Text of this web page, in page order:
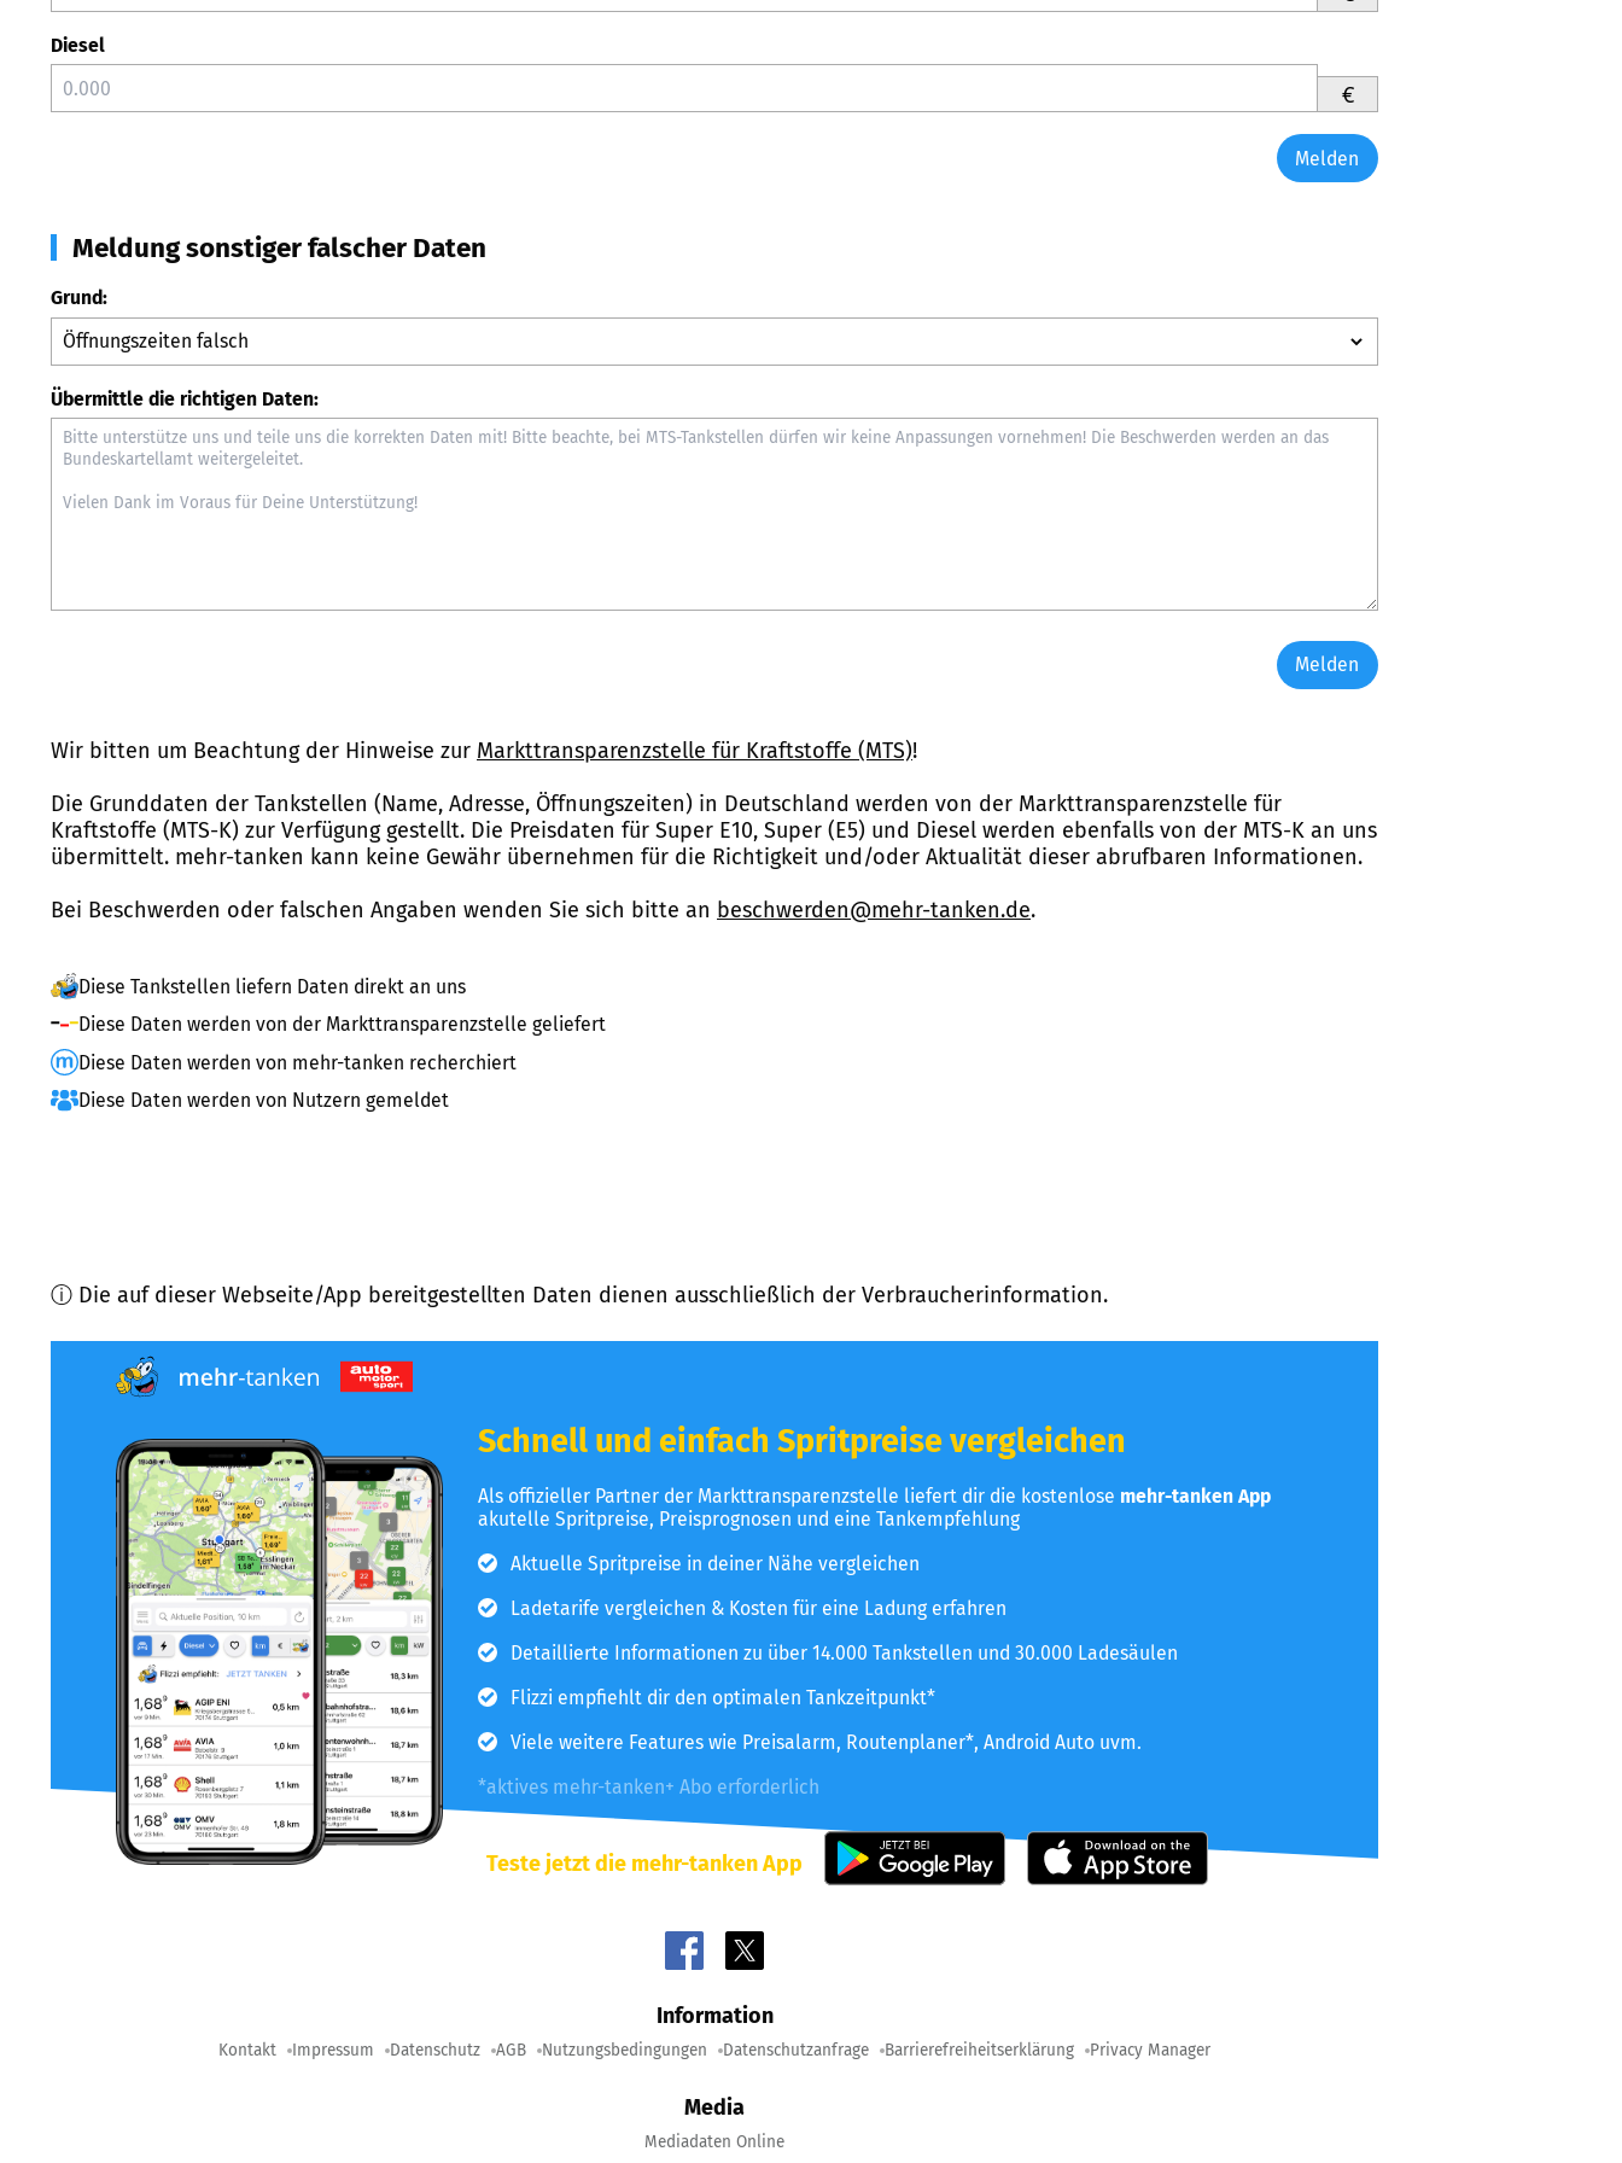
Diesel
€
Melden
Meldung sonstiger falscher Daten
Grund:
Übermittle die richtigen Daten:
Melden
Wir bitten um Beachtung der Hinweise zur Markttransparenzstelle für Kraftstoffe (MTS)!
Die Grunddaten der Tankstellen (Name, Adresse, Öffnungszeiten) in Deutschland werden von der Markttransparenzstelle für
Kraftstoffe (MTS-K) zur Verfügung gestellt. Die Preisdaten für Super E10, Super (E5) und Diesel werden ebenfalls von der MTS-K an uns
übermittelt. mehr-tanken kann keine Gewähr übernehmen für die Richtigkeit und/oder Aktualität dieser abrufbaren Informationen.
Bei Beschwerden oder falschen Angaben wenden Sie sich bitte an beschwerden@mehr-tanken.de.
Diese Tankstellen liefern Daten direkt an uns
Diese Daten werden von der Markttransparenzstelle geliefert
Diese Daten werden von mehr-tanken recherchiert
Diese Daten werden von Nutzern gemeldet
ⓘ Die auf dieser Webseite/App bereitgestellten Daten dienen ausschließlich der Verbraucherinformation.
Schnell und einfach Spritpreise vergleichen
Als offizieller Partner der Markttransparenzstelle liefert dir die kostenlose mehr-tanken App
akutelle Spritpreise, Preisprognosen und eine Tankempfehlung
Aktuelle Spritpreise in deiner Nähe vergleichen
Ladetarife vergleichen & Kosten für eine Ladung erfahren
Detaillierte Informationen zu über 14.000 Tankstellen und 30.000 Ladesäulen
Flizzi empfiehlt dir den optimalen Tankzeitpunkt*
Viele weitere Features wie Preisalarm, Routenplaner*, Android Auto uvm.
*aktives mehr-tanken+ Abo erforderlich
Teste jetzt die mehr-tanken App
Information
Kontakt Impressum Datenschutz AGB Nutzungsbedingungen Datenschutzanfrage Barrierefreiheitserklärung Privacy Manager
Media
Mediadaten Online